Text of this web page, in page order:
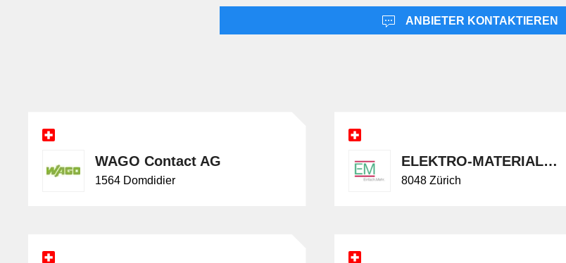
ANBIETER KONTAKTIEREN
WAGO Contact AG
1564 Domdidier
ELEKTRO-MATERIAL AG
8048 Zürich